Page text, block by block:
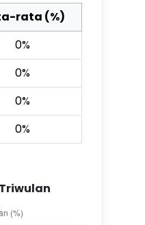
rata (%)
0%
0%
0%
0%